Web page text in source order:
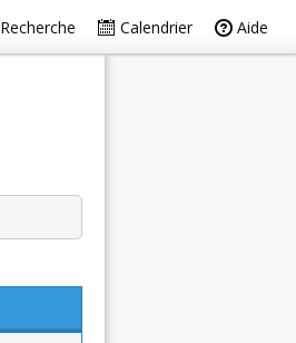
Recherche Calendrier Aide